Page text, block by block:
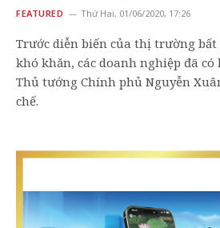
FEATURED Thứ Hai, 01/06/2020, 17:26
Trước diễn biến của thị trường bất
khó khăn, các doanh nghiệp đã
Thủ tướng Chính phủ Nguyễn
chế.